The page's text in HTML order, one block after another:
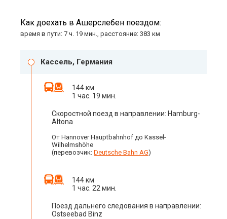
Как доехать в Ашерслебен поездом:
время в пути: 7 ч. 19 мин., расстояние: 383 км
Кассель, Германия
144 км
1 час. 19 мин.
Скоростной поезд в направлении: Hamburg-
Altona
От Hannover Hauptbahnhof до Kassel-
Wilhelmshöhe
(перевозчик: Deutsche Bahn AG)
144 км
1 час. 22 мин.
Поезд дальнего следования в направлении:
Ostseebad Binz